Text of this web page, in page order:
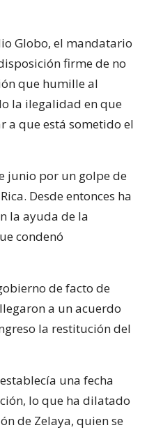
Globo, el mandatario
firme de no
que humille al
la ilegalidad en que
a que está sometido el
junio por un golpe de
Desde entonces ha
la ayuda de la
condenó
de facto de
a un acuerdo
la restitución del
una fecha
lo que ha dilatado
de Zelaya, quien se